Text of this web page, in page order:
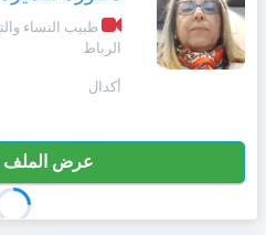
طبيب النساء
الرباط
أكدال
عرض